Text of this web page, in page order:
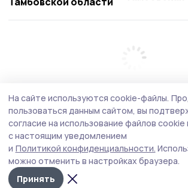
На сайте используются cookie-файлы.
пользоваться данным сайтом, вы
согласие на использование файлов
с настоящим уведомлением
и Политикой конфиденциальности.
можно отменить в настройках браузера.
Принять